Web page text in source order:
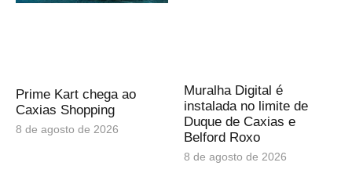
Prime Kart chega ao
Caxias Shopping
8 de agosto de 2026
Muralha Digital é
instalada no limite de
Duque de Caxias e
Belford Roxo
8 de agosto de 2026